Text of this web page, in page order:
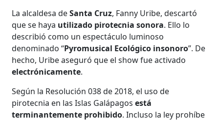
La alcaldesa deSanta Cruz, Fanny Uribe, descartó
que se haya utilizado pirotecnia sonora. Ello lo
describió como un espectáculo luminoso
denominado “Pyromusical Ecológico insonoro”. De
hecho, Uribe aseguró que el show fue activado
electrónicamente.
Según la Resolución 038 de 2018, el uso de
pirotecnia en las Islas Galápagosestá
terminantemente prohibido. Incluso la ley prohíbe